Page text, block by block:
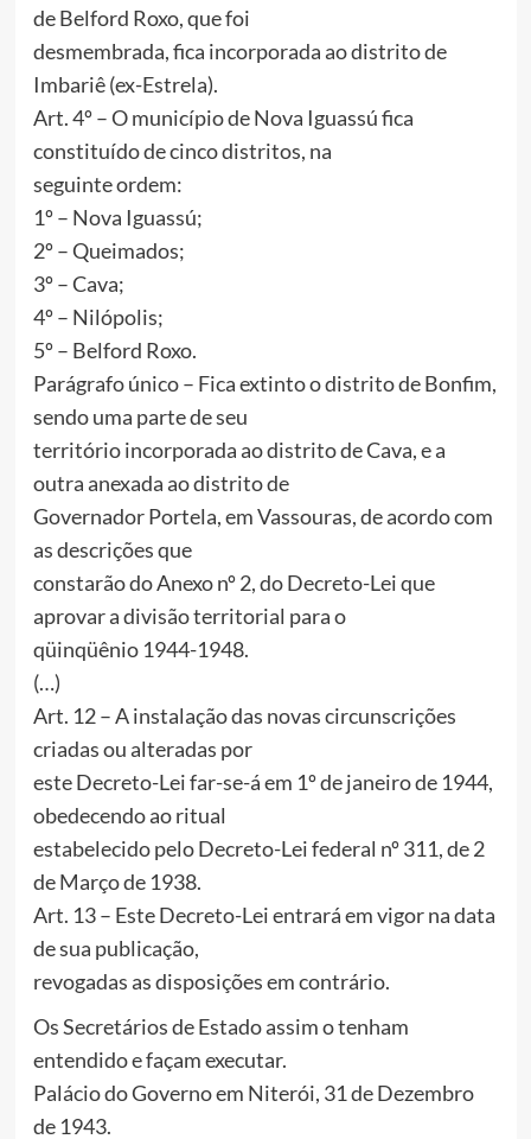
de Belford Roxo, que foi
desmembrada, fica incorporada ao distrito de
Imbariê (ex-Estrela).
Art. 4º – O município de Nova Iguassú fica
constituído de cinco distritos, na
seguinte ordem:
1º – Nova Iguassú;
2º – Queimados;
3º – Cava;
4º – Nilópolis;
5º – Belford Roxo.
Parágrafo único – Fica extinto o distrito de Bonfim,
sendo uma parte de seu
território incorporada ao distrito de Cava, e a
outra anexada ao distrito de
Governador Portela, em Vassouras, de acordo com
as descrições que
constarão do Anexo nº 2, do Decreto-Lei que
aprovar a divisão territorial para o
qüinqüênio 1944-1948.
(…)
Art. 12 – A instalação das novas circunscrições
criadas ou alteradas por
este Decreto-Lei far-se-á em 1º de janeiro de 1944,
obedecendo ao ritual
estabelecido pelo Decreto-Lei federal nº 311, de 2
de Março de 1938.
Art. 13 – Este Decreto-Lei entrará em vigor na data
de sua publicação,
revogadas as disposições em contrário.
Os Secretários de Estado assim o tenham
entendido e façam executar.
Palácio do Governo em Niterói, 31 de Dezembro
de 1943.